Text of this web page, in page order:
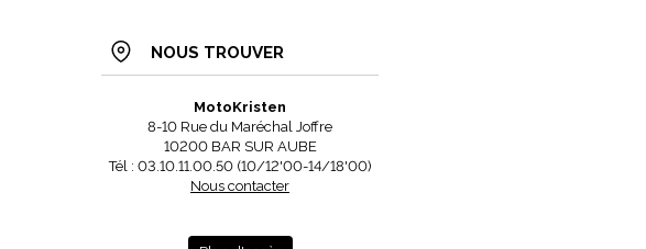
NOUS TROUVER
MotoKristen
8-10 Rue du Maréchal Joffre
10200 BAR SUR AUBE
Tél : 03.10.11.00.50 (10/12'00-14/18'00)
Nous contacter